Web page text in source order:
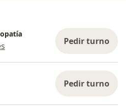
Pedir turno
Pedir turno